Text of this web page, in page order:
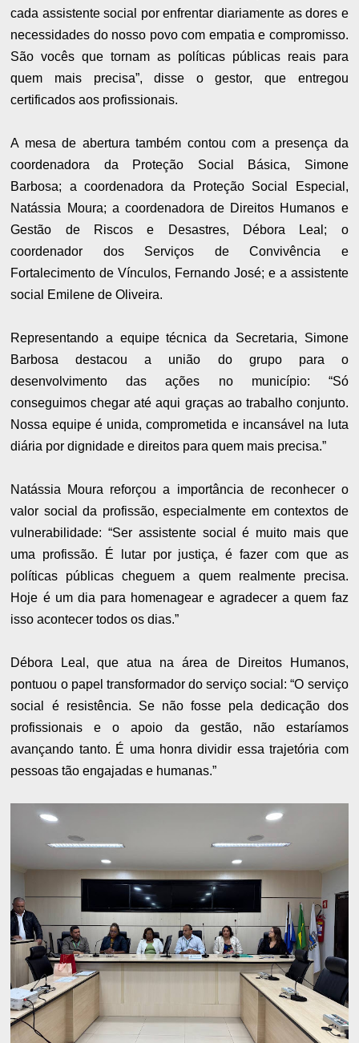
cada assistente social por enfrentar diariamente as dores e
necessidades do nosso povo com empatia e compromisso.
São vocês que tornam as políticas públicas reais para
quem mais precisa”, disse o gestor, que entregou
certificados aos profissionais.
A mesa de abertura também contou com a presença da
coordenadora da Proteção Social Básica, Simone
Barbosa; a coordenadora da Proteção Social Especial,
Natássia Moura; a coordenadora de Direitos Humanos e
Gestão de Riscos e Desastres, Débora Leal; o
coordenador dos Serviços de Convivência e
Fortalecimento de Vínculos, Fernando José; e a assistente
social Emilene de Oliveira.
Representando a equipe técnica da Secretaria, Simone
Barbosa destacou a união do grupo para o
desenvolvimento das ações no município: “Só
conseguimos chegar até aqui graças ao trabalho conjunto.
Nossa equipe é unida, comprometida e incansável na luta
diária por dignidade e direitos para quem mais precisa.”
Natássia Moura reforçou a importância de reconhecer o
valor social da profissão, especialmente em contextos de
vulnerabilidade: “Ser assistente social é muito mais que
uma profissão. É lutar por justiça, é fazer com que as
políticas públicas cheguem a quem realmente precisa.
Hoje é um dia para homenagear e agradecer a quem faz
isso acontecer todos os dias.”
Débora Leal, que atua na área de Direitos Humanos,
pontuou o papel transformador do serviço social: “O serviço
social é resistência. Se não fosse pela dedicação dos
profissionais e o apoio da gestão, não estaríamos
avançando tanto. É uma honra dividir essa trajetória com
pessoas tão engajadas e humanas.”